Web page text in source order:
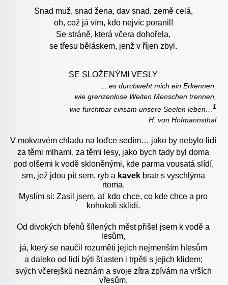
Snad muž, snad žena, dav snad, země celá,
oh, což já vím, kdo nejvíc poranil!
Se stráně, která včera dohořela,
se třesu běláskem, jenž v říjen zbyl.
SE SLOŽENÝMI VESLY
... es durchweht mich ein Erkennen,
wie grenzenlose Weiten Menschen trennen,
wie furchtbar einsam unsere Seelen leben…1
H. von Hofmannsthal
V mokvavém chladu na loďce sedím… jako by nebylo lidí
za těmi mlhami, za těmi lesy, jako bych tady byl doma
pod olšemi k vodě skloněnými, kde parma vousatá slídí,
srn, jež jdou pít sem, ryb a kavekbratr s vyschlýma
rtoma.
Myslím si: Zasil jsem, ať kdo chce, co kde chce a pro
kohokoli sklidí.
Od divokých břehů šílených měst přišel jsem k vodě a
lesům,
já, který se naučil rozuměti jejich nejmenším hlesům
a daleko od lidí býti šťasten i trpěti s jejich klidem;
svých včerejšků neznám a svoje zítra zpívám na vrších
vřesům.